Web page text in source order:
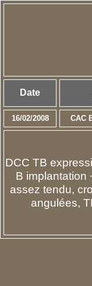
Date
16/02/2008 CAC
DCC TB
B implantation
assez tendu,
angulées,